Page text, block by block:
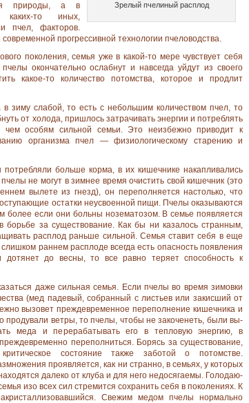
Зрелый пчелиный расплод
природы, а в
каких-то иных,
пчел, факторов.
прогрессивной технологии пчеловодства.
поколения, семья уже в какой-то мере чувствует себя
окончательно ослабнут и навсегда уйдут из своего
какое-то количество потомст­ва, которое и продлит
зиму слабой, то есть с не­большим количеством пчел, то
от холода, пришлось затрачивать энергии и потреб­лять
чем особям сильной семьи. Это неизбежно приводит к
организма пчел — физиологическому старению и
потребляли больше корма, в их кишечнике накапливались
не могут в зимнее время очистить свой кишечник (это
вылете из гнезд), он пере­полняется настолько, что
остатки неусвоенной пищи. Пчелы оказываются
более если они больны нозема­тозом. В семье появляется
борь­бе за существование. Как бы ни казалось странным,
расплод раньше сильной. Семья ставит себя в еще
раннем расплоде всегда есть опасность появления
до весны, то все равно теряет способность к
даже сильная семья. Если пчелы во время зимовки
(мед падевый, собранный с листьев или закисший от
вызовет преждевремен­ное переполнение кишечника и
продували ветры, то пчелы, чтобы не закоченеть, были вы­
меда и перерабатывать его в тепловую энергию, в
переполниться. Борясь за существование,
состояние также заботой о потомстве.
проявляется, как ни странно, в семьях, у которых
далеко от клуба и для него недосягаемы. Голодаю­
изо всех сил стремится сохранить себя в поколениях. К
Свежим медом пчелы нормально